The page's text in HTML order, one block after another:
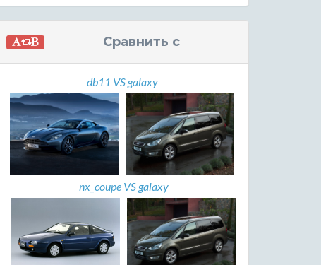
Сравнить с
db11 VS galaxy
nx_coupe VS galaxy